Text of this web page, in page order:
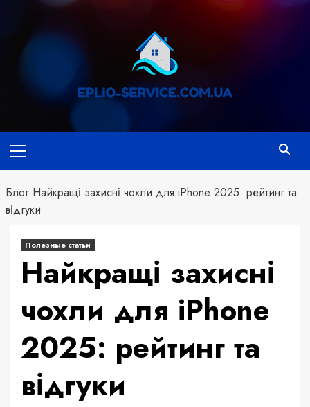
Перейти
содержимому
меню
Блог Найкращі захисні чохли для iPhone 2025: рейтинг та
відгуки
Полезные статьи
Найкращі захисні
чохли для iPhone
2025: рейтинг та
відгуки